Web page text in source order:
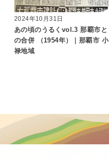
2024年10月31日
あの頃のうるくvol.3 那覇市と
の合併 （1954年）｜那覇市 小
禄地域